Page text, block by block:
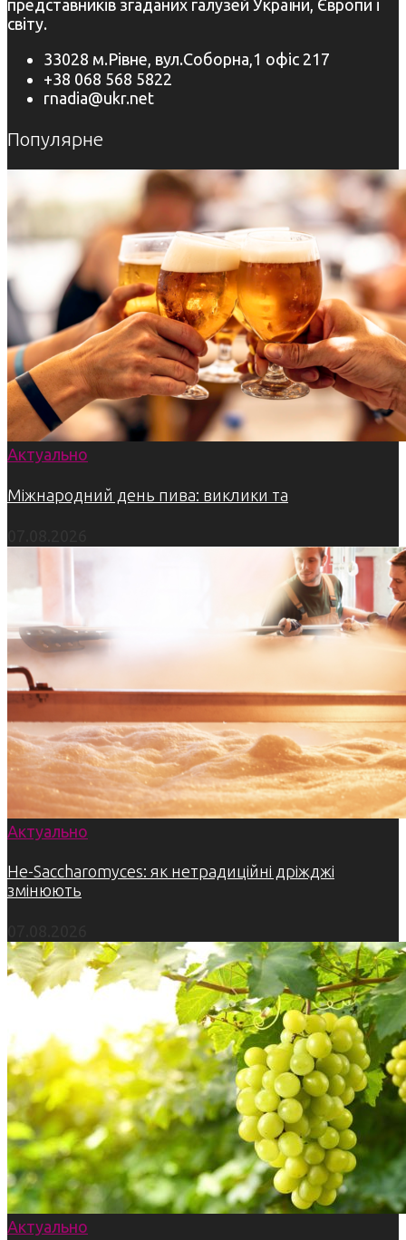
представників згаданих галузей України, Європи і
світу.
33028 м.Рівне, вул.Соборна,1 офіс 217
+38 068 568 5822
rnadia@ukr.net
Популярне
Актуально
Міжнародний день пива: виклики та
Актуально
Не-Saccharomyces: як нетрадиційні дріжджі
змінюють
Актуально